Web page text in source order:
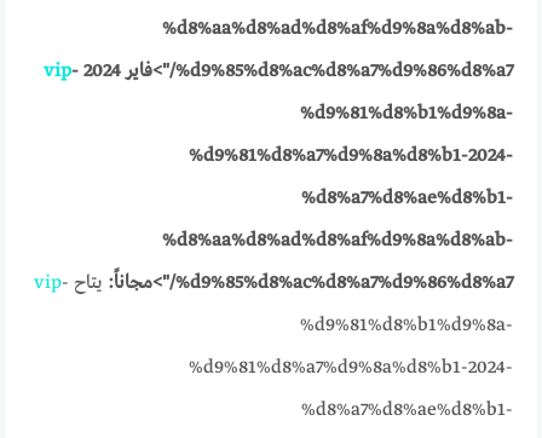
%d8%aa%d8%ad%d8%af%d9%8a%d8%ab-
%d9%85%d8%ac%d8%a7%d9%86%d8%a7/">فاير 2024
vip-
%d9%81%d8%b1%d9%8a-
%d9%81%d8%a7%d9%8a%d8%b1-2024-
%d8%a7%d8%ae%d8%b1-
%d8%aa%d8%ad%d8%af%d9%8a%d8%ab-
%d9%85%d8%ac%d8%a7%d9%86%d8%a7/">مجاناً:
يتاح vip-
%d9%81%d8%b1%d9%8a-
%d9%81%d8%a7%d9%8a%d8%b1-2024-
%d8%a7%d8%ae%d8%b1-